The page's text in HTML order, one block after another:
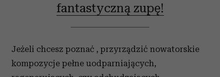
fantastyczną zupę!
Jeżeli chcesz poznać , przyrządzić nowatorskie
kompozycje pełne uodparniających,